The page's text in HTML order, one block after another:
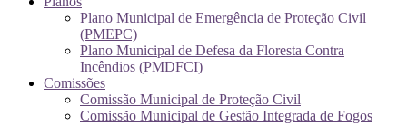
Plano Municipal de Emergência de Proteção Civil
(PMEPC)
Plano Municipal de Defesa da Floresta Contra
Incêndios (PMDFCI)
Comissões
Comissão Municipal de Proteção Civil
Comissão Municipal de Gestão Integrada de Fogos